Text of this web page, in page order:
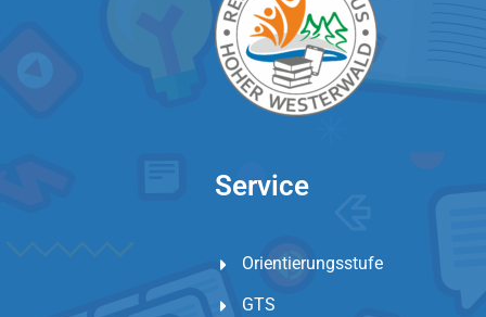
Service
Orientierungsstufe
GTS